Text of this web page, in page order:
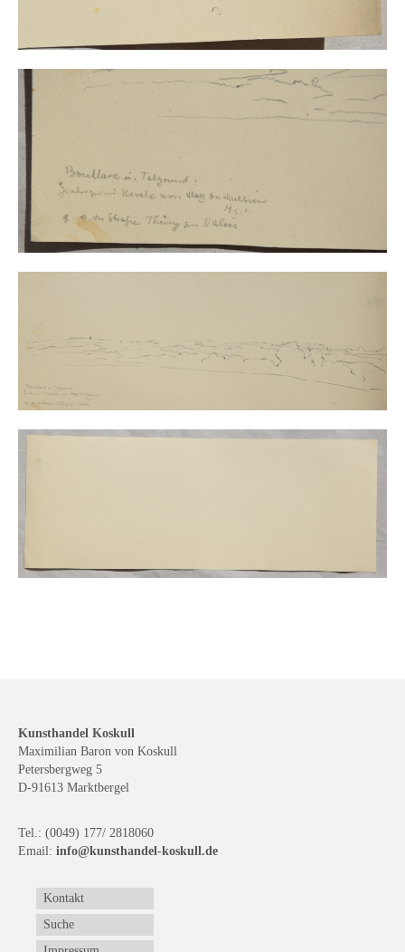
Kunsthandel Koskull
Maximilian Baron von Koskull
Petersbergweg 5
D-91613 Marktbergel
Tel.: (0049) 177/ 2818060
Email: info@kunsthandel-koskull.de
Kontakt
Suche